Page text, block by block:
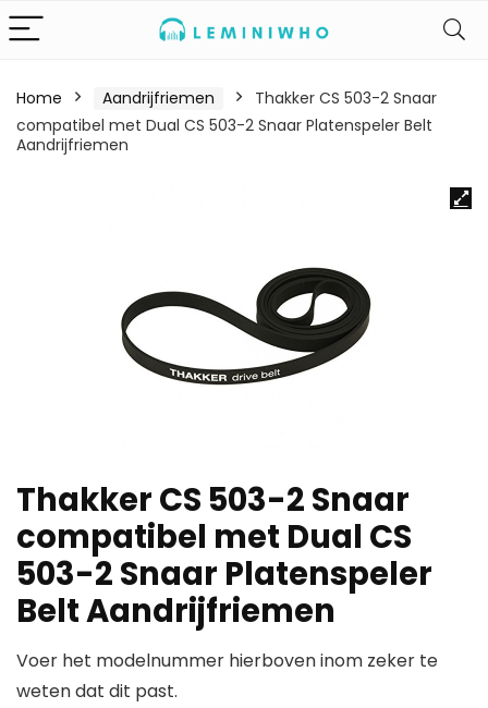
Home Aandrijfriemen
Thakker CS 503-2 Snaar
compatibel met Dual CS 503-2 Snaar Platenspeler Belt
Aandrijfriemen
Thakker CS 503-2 Snaar
compatibel met Dual CS
503-2 Snaar Platenspeler
Belt Aandrijfriemen
Voer het modelnummer hierboven inom zeker te
weten dat dit past.